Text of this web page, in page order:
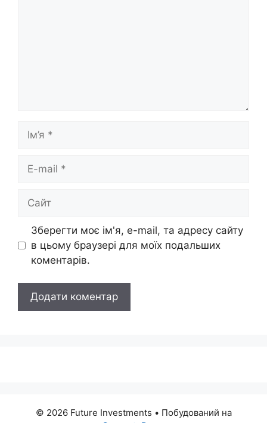
mail
Зберегти моє ім'я, e-mail, та адресу сайту
в цьому браузері для моїх подальших
коментарів.
© 2026 Future Investments • Побудований на